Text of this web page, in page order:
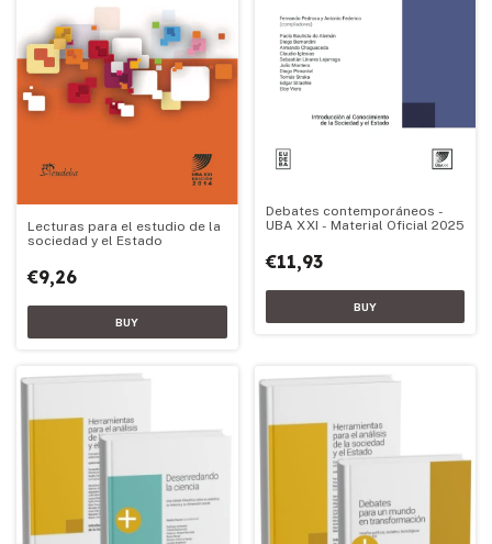
Lecturas para el estudio de la
sociedad y el Estado
€9,26
Debates contemporáneos -
UBA XXI - Material Oficial 2025
€11,93